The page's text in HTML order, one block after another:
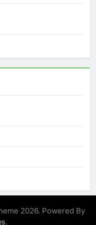
2026. Powered By
.